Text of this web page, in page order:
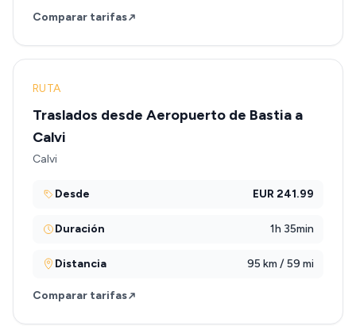
Comparar tarifas
RUTA
Traslados desde Aeropuerto de Bastia a
Calvi
Calvi
Desde EUR 241.99
Duración 1h 35min
Distancia 95 km / 59 mi
Comparar tarifas